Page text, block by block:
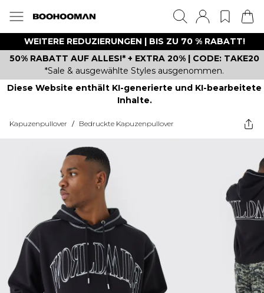
WEITERE REDUZIERUNGEN | BIS ZU 70 % RABATT!
50% RABATT AUF ALLES!* + EXTRA 20% | CODE: TAKE20
*Sale & ausgewählte Styles ausgenommen.
Diese Website enthält KI-generierte und KI-bearbeitete
Inhalte.
Kapuzenpullover / Bedruckte Kapuzenpullover